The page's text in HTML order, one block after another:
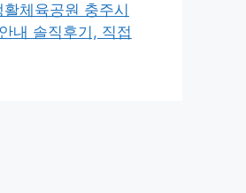
체육공원 충주시
내 솔직후기, 직접